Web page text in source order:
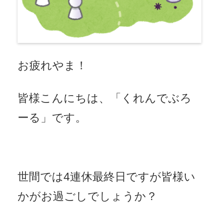
お疲れやま！
皆様こんにちは、「くれんでぶろ
ーる」です。
世間では4連休最終日ですが皆様い
かがお過ごしでしょうか？